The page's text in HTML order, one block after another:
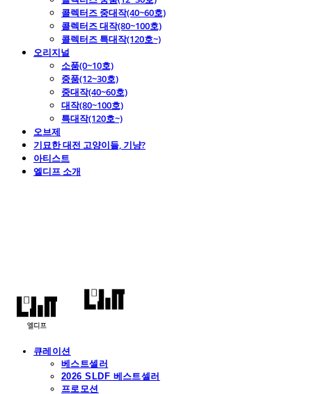
콜렉터즈 중대작(40~60호)
콜렉터즈 대작(80~100호)
콜렉터즈 특대작(120호~)
오리지널
소품(0~10호)
중품(12~30호)
중대작(40~60호)
대작(80~100호)
특대작(120호~)
오브제
기묘한 대전 고양이들, 기냥?
아티스트
엘디프 소개
큐레이션
베스트셀러
2026 SLDF 베스트셀러
프로모션